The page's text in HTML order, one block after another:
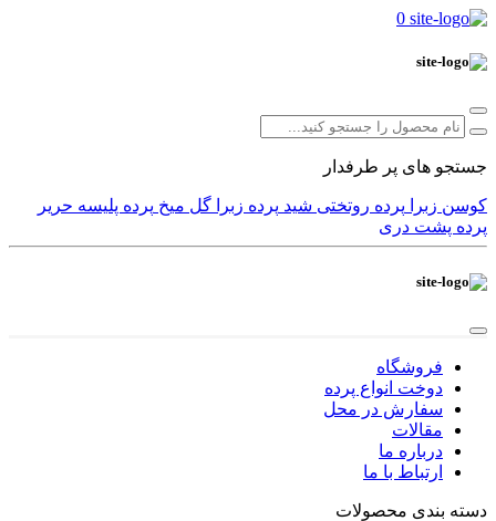
0
جستجو های پر طرفدار
کوسن زبرا پرده روتختی شید پرده زبرا گل میخ پرده پلیسه حریر
پرده پشت دری
فروشگاه
دوخت انواع پرده
سفارش در محل
مقالات
درباره ما
ارتباط با ما
دسته بندی محصولات